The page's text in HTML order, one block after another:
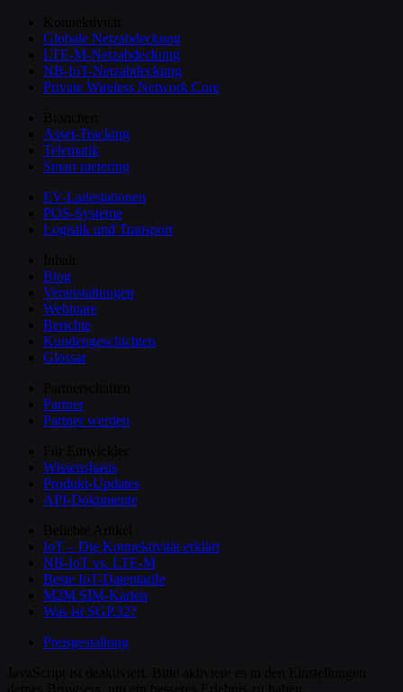
Globale Netzabdeckung
LTE-M-Netzabdeckung
NB-IoT-Netzabdeckung
Private Wireless Network Core
Asset-Tracking
Telematik
Smart metering
EV-Ladestationen
POS-Systeme
Logistik und Transport
Blog
Veranstaltungen
Webinare
Berichte
Kundengeschichten
Glossar
Partner
Partner werden
Wissensbasis
Produkt-Updates
API-Dokumente
IoT – Die Konnektivität erklärt
NB-IoT vs. LTE-M
Beste IoT-Datentarife
M2M SIM-Karten
Was ist SGP.32?
Preisgestaltung